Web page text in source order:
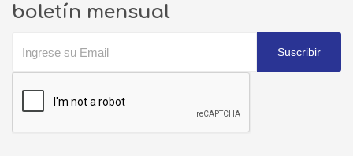
boletín mensual
Suscribir